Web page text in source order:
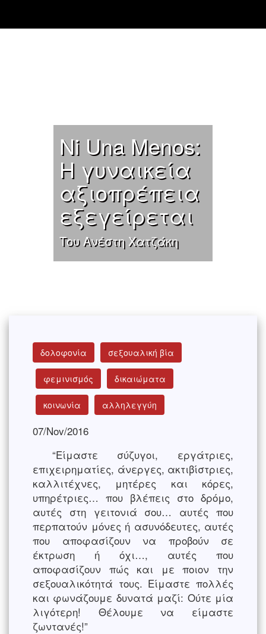
Primary tabs
Ni Una Menos:
Η γυναικεία
αξιοπρέπεια
εξεγείρεται
Tου Ανέστη Χατζάκη
δολοφονία σεξουαλική βία
φεμινισμός δικαιώματα
κοινωνία αλληλεγγύη
07/Nov/2016
“Είμαστε σύζυγοι, εργάτριες,
επιχειρηματίες, άνεργες, ακτιβίστριες,
καλλιτέχνες, μητέρες και κόρες,
υπηρέτριες… που βλέπεις στο δρόμο,
αυτές στη γειτονιά σου… αυτές που
περπατούν μόνες ή ασυνόδευτες, αυτές
που αποφασίζουν να προβούν σε
έκτρωση ή όχι…, αυτές που
αποφασίζουν πώς και με ποιον την
σεξουαλικότητά τους. Είμαστε πολλές
και φωνάζουμε δυνατά μαζί: Ούτε μία
λιγότερη! Θέλουμε να είμαστε
ζωντανές!”